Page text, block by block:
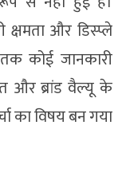
क्षमता और डिस्प्ले
कोई जानकारी
और ब्रांड वैल्यू के
का विषय बन गया